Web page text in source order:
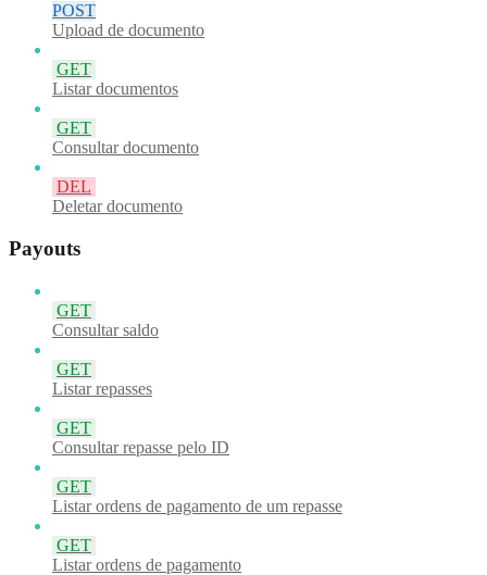
POST
Upload de documento
GET
Listar documentos
GET
Consultar documento
DEL
Deletar documento
Payouts
GET
Consultar saldo
GET
Listar repasses
GET
Consultar repasse pelo ID
GET
Listar ordens de pagamento de um repasse
GET
Listar ordens de pagamento